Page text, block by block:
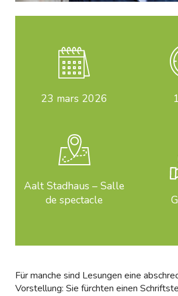
23 mars 2026
Aalt Stadhaus – Salle
de spectacle
Für manche sind Lesungen eine
Vorstellung: Sie fürchten einen